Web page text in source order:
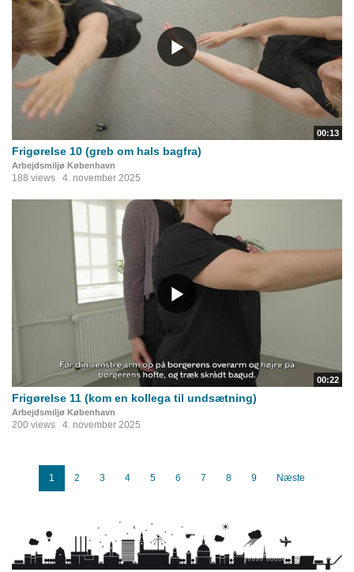
00:13
Frigørelse 10 (greb om hals bagfra)
Arbejdsmiljø København
188 views 4. november 2025
00:22
Frigørelse 11 (kom en kollega til undsætning)
Arbejdsmiljø København
200 views 4. november 2025
1 2 3 4 5 6 7 8 9 Næste